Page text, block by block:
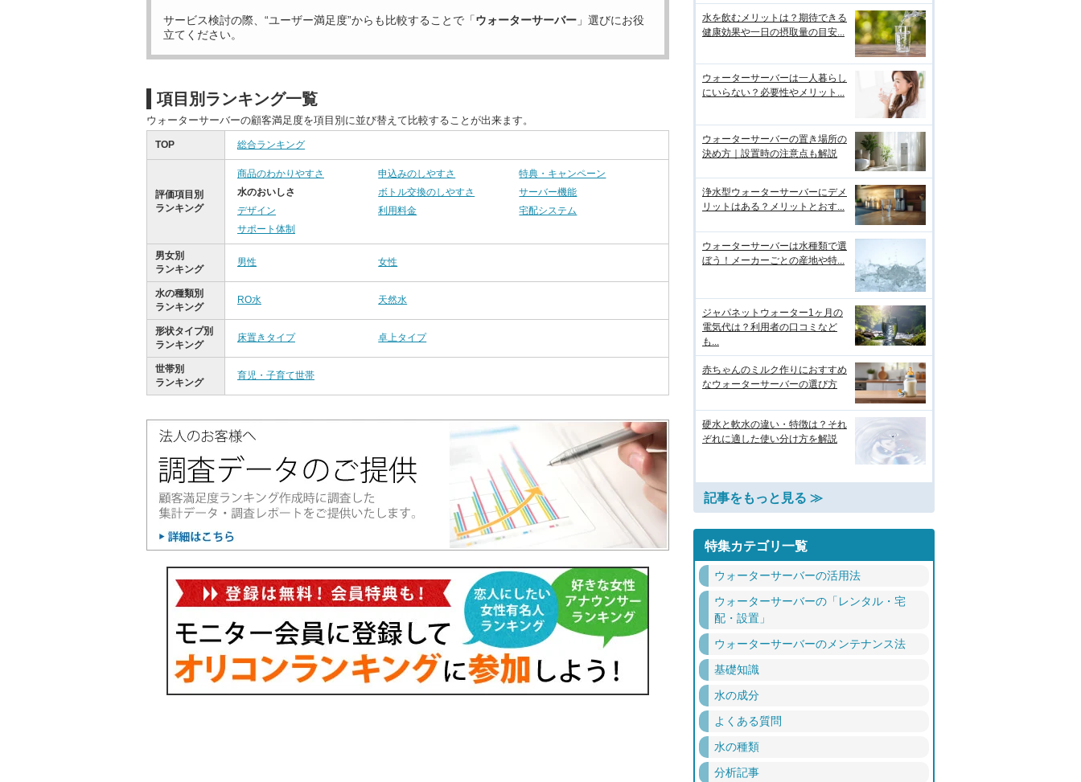
サービス検討の際、“ユーザー満足度”からも比較することで「ウォーターサーバー 」選びにお役
立てください。
項目別ランキング一覧
ウォーターサーバーの顧客満足度を項目別に並び替えて比較することが出来ます。
TOP 総合ランキング
評価項目別
ランキング
商品のわかりやすさ 申込みのしやすさ
特典・キャンペーン
水のおいしさ
ボトル交換のしやすさ
サーバー機能
デザイン
利用料金
宅配システム
サポート体制
男女別
ランキング
男性 女性
水の種類別
ランキング
RO水 天然水
形状タイプ別
ランキング
床置きタイプ 卓上タイプ
世帯別
ランキング
育児・子育て世帯
水を飲むメリットは？期待できる
健康効果や一日の摂取量の目安...
ウォーターサーバーは一人暮らし
にいらない？必要性やメリット...
ウォーターサーバーの置き場所の
決め方｜設置時の注意点も解説
浄水型ウォーターサーバーにデメ
リットはある？メリットとおす...
ウォーターサーバーは水種類で選
ぼう！メーカーごとの産地や特...
ジャパネットウォーター1ヶ月の
電気代は？利用者の口コミなど
も...
赤ちゃんのミルク作りにおすすめ
なウォーターサーバーの選び方
硬水と軟水の違い・特徴は？それ
ぞれに適した使い分け方を解説
記事をもっと見る ≫
特集カテゴリ一覧
ウォーターサーバーの活用法
ウォーターサーバーの「レンタル・宅
配・設置」
ウォーターサーバーのメンテナンス法
基礎知識
水の成分
よくある質問
水の種類
分析記事